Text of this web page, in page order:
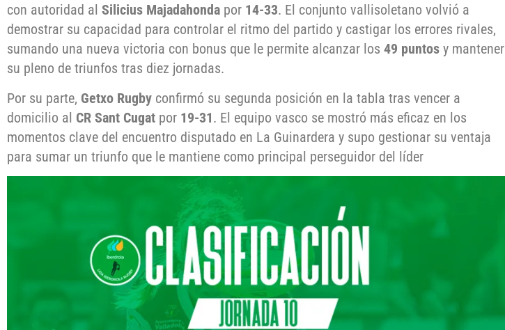
con autoridad al Silicius Majadahonda por 14-33. El conjunto vallisoletano volvió a
demostrar su capacidad para controlar el ritmo del partido y castigar los errores rivales,
sumando una nueva victoria con bonus que le permite alcanzar los 49 puntos y mantener
su pleno de triunfos tras diez jornadas.
Por su parte, Getxo Rugby confirmó su segunda posición en la tabla tras vencer a
domicilio al CR Sant Cugat por 19-31. El equipo vasco se mostró más eficaz en los
momentos clave del encuentro disputado en La Guinardera y supo gestionar su ventaja
para sumar un triunfo que le mantiene como principal perseguidor del líder